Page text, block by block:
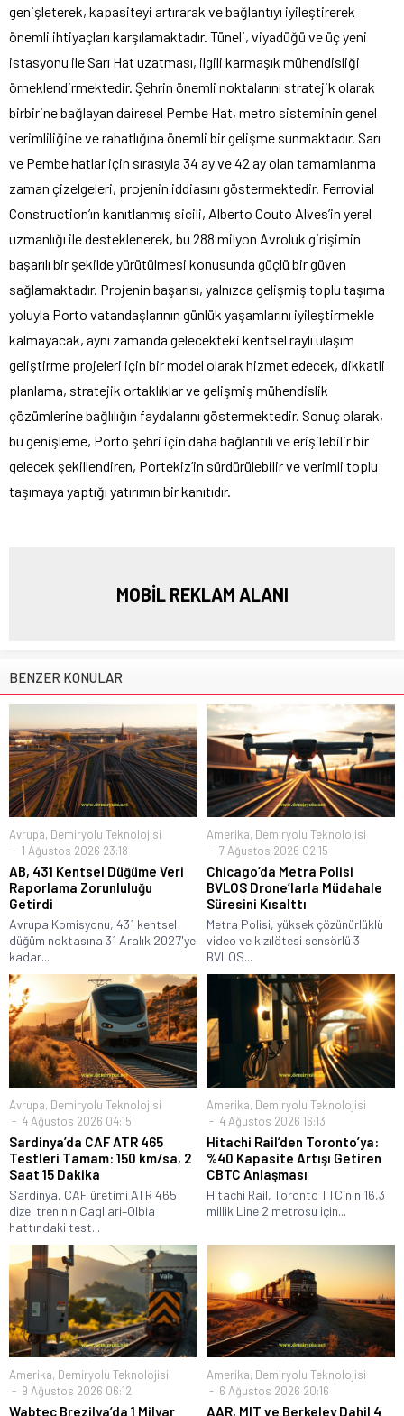
genişleterek, kapasiteyi artırarak ve bağlantıyı iyileştirerek
önemli ihtiyaçları karşılamaktadır. Tüneli, viyadüğü ve üç yeni
istasyonu ile Sarı Hat uzatması, ilgili karmaşık mühendisliği
örneklendirmektedir. Şehrin önemli noktalarını stratejik olarak
birbirine bağlayan dairesel Pembe Hat, metro sisteminin genel
verimliliğine ve rahatlığına önemli bir gelişme sunmaktadır. Sarı
ve Pembe hatlar için sırasıyla 34 ay ve 42 ay olan tamamlanma
zaman çizelgeleri, projenin iddiasını göstermektedir. Ferrovial
Construction’ın kanıtlanmış sicili, Alberto Couto Alves’in yerel
uzmanlığı ile desteklenerek, bu 288 milyon Avroluk girişimin
başarılı bir şekilde yürütülmesi konusunda güçlü bir güven
sağlamaktadır. Projenin başarısı, yalnızca gelişmiş toplu taşıma
yoluyla Porto vatandaşlarının günlük yaşamlarını iyileştirmekle
kalmayacak, aynı zamanda gelecekteki kentsel raylı ulaşım
geliştirme projeleri için bir model olarak hizmet edecek, dikkatli
planlama, stratejik ortaklıklar ve gelişmiş mühendislik
çözümlerine bağlılığın faydalarını göstermektedir. Sonuç olarak,
bu genişleme, Porto şehri için daha bağlantılı ve erişilebilir bir
gelecek şekillendiren, Portekiz’in sürdürülebilir ve verimli toplu
taşımaya yaptığı yatırımın bir kanıtıdır.
MOBİL REKLAM ALANI
BENZER KONULAR
Avrupa, Demiryolu Teknolojisi
1 Ağustos 2026 23:18
AB, 431 Kentsel Düğüme Veri
Raporlama Zorunluluğu
Getirdi
Avrupa Komisyonu, 431 kentsel
düğüm noktasına 31 Aralık 2027'ye
kadar...
Amerika, Demiryolu Teknolojisi
7 Ağustos 2026 02:15
Chicago’da Metra Polisi
BVLOS Drone’larla Müdahale
Süresini Kısalttı
Metra Polisi, yüksek çözünürlüklü
video ve kızılötesi sensörlü 3
BVLOS...
Avrupa, Demiryolu Teknolojisi
4 Ağustos 2026 04:15
Sardinya’da CAF ATR 465
Testleri Tamam: 150 km/sa, 2
Saat 15 Dakika
Sardinya, CAF üretimi ATR 465
dizel treninin Cagliari–Olbia
hattındaki test...
Amerika, Demiryolu Teknolojisi
4 Ağustos 2026 16:13
Hitachi Rail’den Toronto’ya:
%40 Kapasite Artışı Getiren
CBTC Anlaşması
Hitachi Rail, Toronto TTC'nin 16,3
millik Line 2 metrosu için...
Amerika, Demiryolu Teknolojisi
9 Ağustos 2026 06:12
Wabtec Brezilya’da 1 Milyar
Amerika, Demiryolu Teknolojisi
6 Ağustos 2026 20:16
AAR, MIT ve Berkeley Dahil 4